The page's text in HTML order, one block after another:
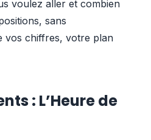
voulez aller et combien
sans
vos chiffres, votre plan
: L’Heure de